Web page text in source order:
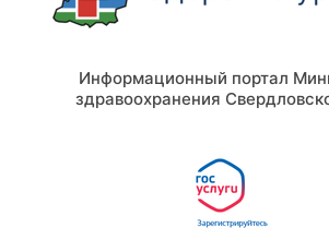
Информационный портал
здравоохранения